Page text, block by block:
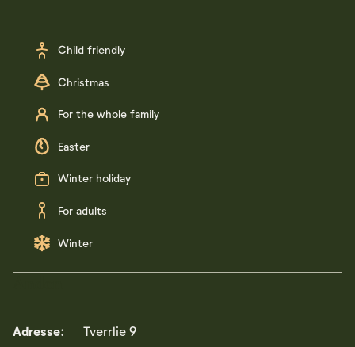
Child friendly
Christmas
For the whole family
Easter
Winter holiday
For adults
Winter
Adresse:
Tverrlie 9